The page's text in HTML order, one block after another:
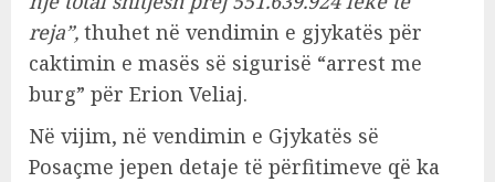
reja”, thuhet në vendimin e gjykatës për
caktimin e masës së sigurisë “arrest me
burg” për Erion Veliaj.
Në vijim, në vendimin e Gjykatës së
Posaçme jepen detaje të përfitimeve që ka